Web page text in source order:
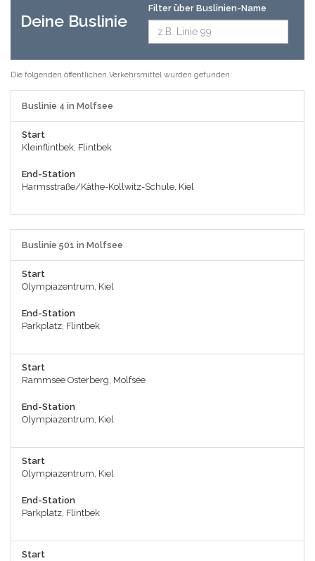
Deine Buslinie
Filter über Buslinien-Name
Die folgenden öffentlichen Verkehrsmittel wurden gefunden:
Buslinie 4 in Molfsee
Start
Kleinflintbek, Flintbek
End-Station
Harmsstraße/Käthe-Kollwitz-Schule, Kiel
Buslinie 501 in Molfsee
Start
Olympiazentrum, Kiel
End-Station
Parkplatz, Flintbek
Start
Rammsee Osterberg, Molfsee
End-Station
Olympiazentrum, Kiel
Start
Olympiazentrum, Kiel
End-Station
Parkplatz, Flintbek
Start